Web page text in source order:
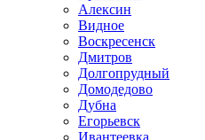
Алексин
Видное
Воскресенск
Дмитров
Долгопрудный
Домодедово
Дубна
Егорьевск
Ивантеевка